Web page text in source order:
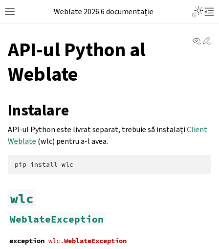
Weblate 2026.6 documentație
API-ul Python al
Weblate
Instalare
API-ul Python este livrat separat, trebuie să instalațiClient
Weblate (wlc) pentru a-l avea.
pip install
wlc
WeblateException
exception wlc.WeblateException